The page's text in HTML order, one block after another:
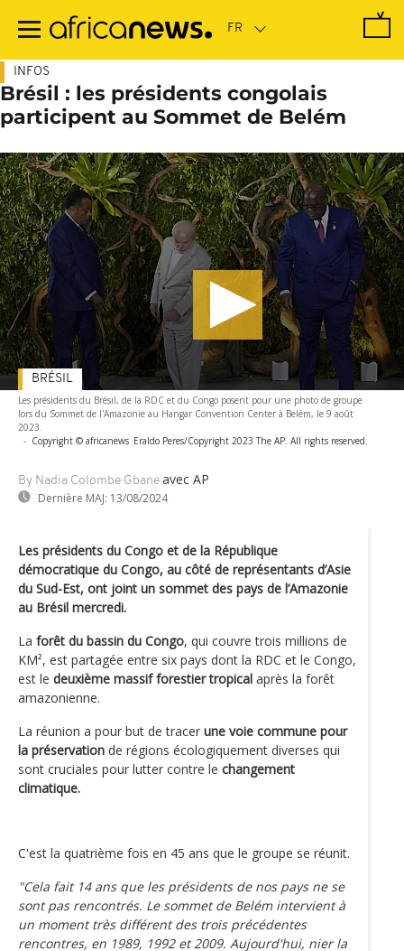
contenu
INFOS
Brésil : les présidents congolais
participent au Sommet de Belém
Les présidents du Brésil, de la RDC et du Congo posent pour une photo de groupe
lors du Sommet de l'Amazonie au Hangar Convention Center à Belém, le 9 août
2023.
- Copyright © africanews Eraldo Peres/Copyright 2023 The AP. All rights reserved.
By Nadia Colombe Gbane avec AP
Dernière MAJ: 13/08/2024
BRÉSIL
Les présidents du Congo et de la République
démocratique du Congo, au côté de représentants d’Asie
du Sud-Est, ont joint un sommet des pays de l’Amazonie
au Brésil mercredi.
La forêt du bassin du Congo, qui couvre trois millions de
KM², est partagée entre six pays dont la RDC et le Congo,
est le deuxième massif forestier tropical après la forêt
amazonienne.
La réunion a pour but de tracer une voie commune pour
la préservation de régions écologiquement diverses qui
sont cruciales pour lutter contre le changement
climatique.
C'est la quatrième fois en 45 ans que le groupe se réunit.
"Cela fait 14 ans que les présidents de nos pays ne se
sont pas rencontrés. Le sommet de Belém intervient à
un moment très différent des trois précédentes
rencontres, en 1989, 1992 et 2009. Aujourd'hui, nier la